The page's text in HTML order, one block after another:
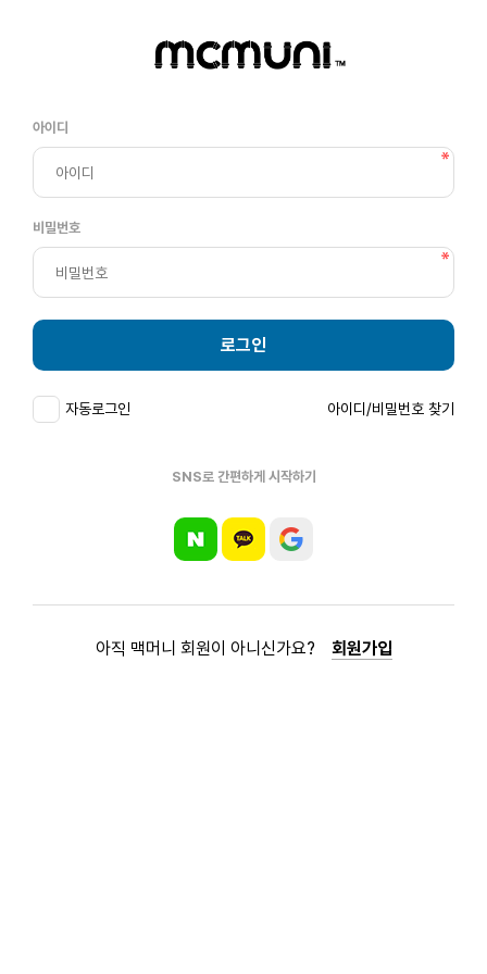
아이디
비밀번호
로그인
자동로그인 아이디/비밀번호 찾기
SNS로 간편하게 시작하기
아직 맥머니 회원이 아니신가요? 회원가입